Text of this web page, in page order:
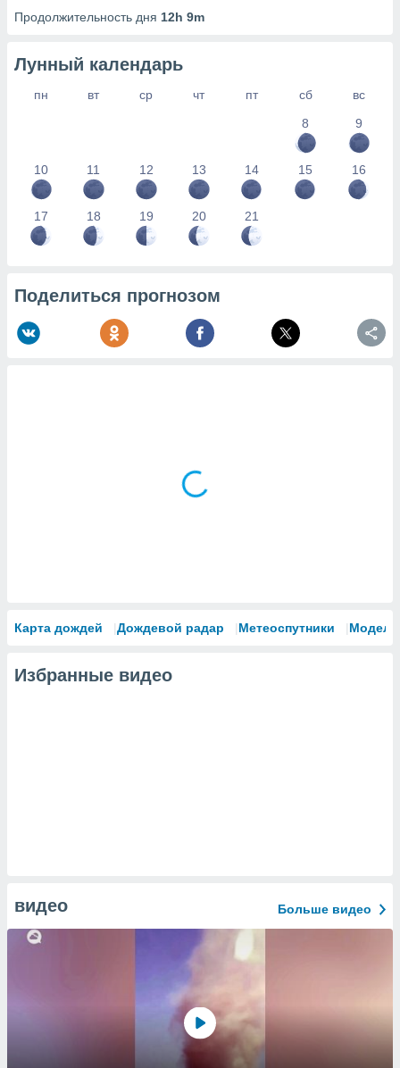
Продолжительность дня 12h 9m
Лунный календарь
пн вт ср чт пт сб
вс
8
9
10 11 12 13 14 15 16
17 18 19 20 21
Поделиться прогнозом
Карта дождей Дождевой радар Метеоспутники Модели
Избранные видео
видео Больше видео